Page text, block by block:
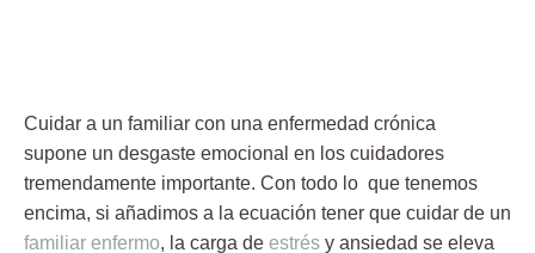
Cuidar a un familiar con una enfermedad crónica
supone un desgaste emocional en los cuidadores
tremendamente importante. Con todo lo que tenemos
encima, si añadimos a la ecuación tener que cuidar de un
familiar enfermo, la carga de estrés y ansiedad se eleva